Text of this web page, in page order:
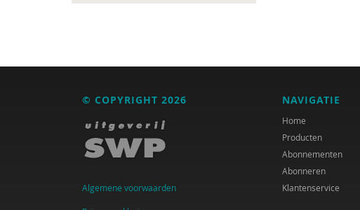
Jacqueline Bosker
Jaska de Bree
Erik De Belie
Peter de Groot
© COPYRIGHT 2026
Algemene voorwaarden
NAVIGATIE
Home
Producten
Abonnementen
Abonneren
Klantenservice